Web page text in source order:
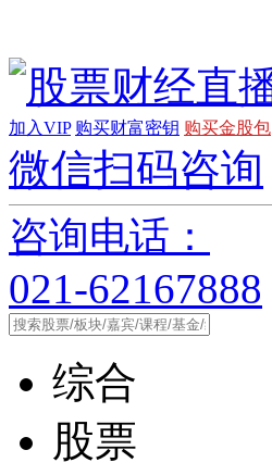
加入VIP 购买财富密钥 购买金股包
微信扫码咨询
咨询电话：
021-62167888
综合
股票